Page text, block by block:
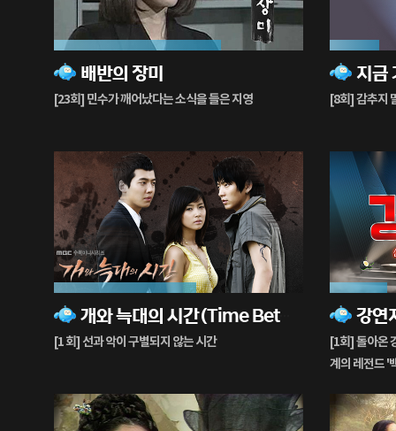
배반의 장미
[23회] 민수가 깨어났다는 소식을 들은 지영
67%
재
생
[8회] 감추지
20%
재
생
[1 회] 선과 악이 구별되지 않는 시간
57%
재
생
강연
[1회] 돌아온
계의 레전드 '
23%
재
생
중